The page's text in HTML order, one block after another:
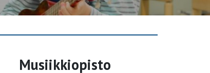
Musiikkiopisto